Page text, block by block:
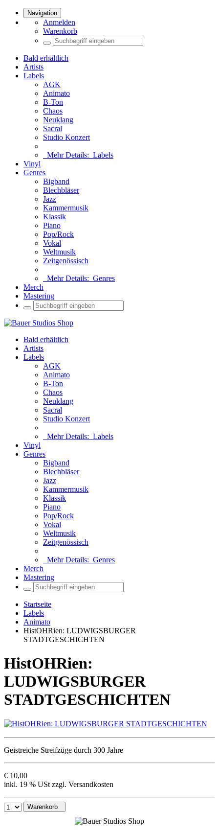
Navigation
Anmelden
Warenkorb
Bald erhältlich
Artists
Labels
AGK
Animato
B-Ton
Chaos
Neuklang
Sacral
Studio Konzert
Mehr Details: Labels
Vinyl
Genres
Bigband
Blechbläser
Jazz
Kammermusik
Klassik
Piano
Pop/Rock
Vokal
Weltmusik
Zeitgenössisch
Mehr Details: Genres
Merch
Mastering
Bald erhältlich
Artists
Labels
AGK
Animato
B-Ton
Chaos
Neuklang
Sacral
Studio Konzert
Mehr Details: Labels
Vinyl
Genres
Bigband
Blechbläser
Jazz
Kammermusik
Klassik
Piano
Pop/Rock
Vokal
Weltmusik
Zeitgenössisch
Mehr Details: Genres
Merch
Mastering
Startseite
Labels
Animato
HistOHRien: LUDWIGSBURGER
STADTGESCHICHTEN
HistOHRien:
LUDWIGSBURGER
STADTGESCHICHTEN
Geistreiche Streifzüge durch 300 Jahre
€ 10,00
inkl. 19 % USt zzgl. Versandkosten
Warenkorb